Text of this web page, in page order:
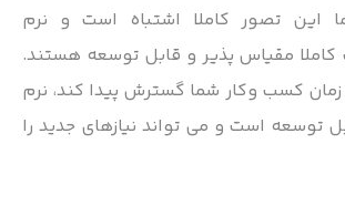
این تصور کاملا اشتباه است و نرم
مقیاس پذیر و قابل توسعه هستند.
کسب وکار شما گسترش پیدا کند، نرم
توسعه است و می تواند نیازهای جدید را